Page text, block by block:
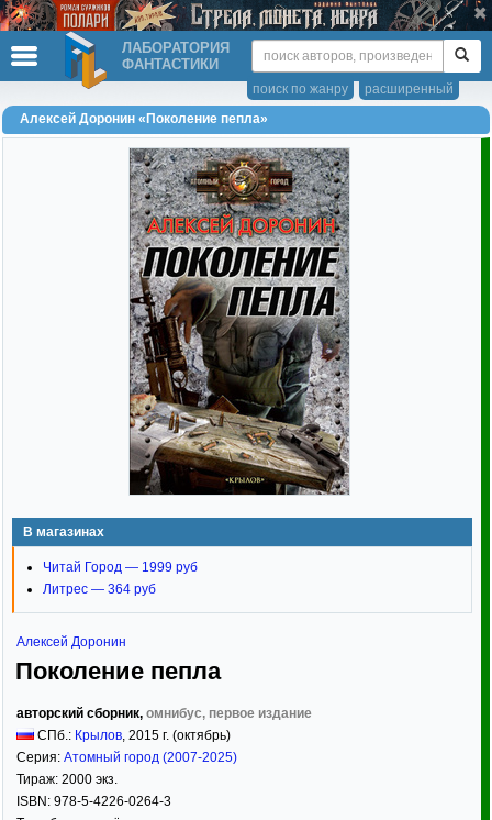
ЛАБОРАТОРИЯ
ФАНТАСТИКИ
расширенный
поиск по жанру
Алексей Доронин «Поколение пепла»
В магазинах
Читай Город — 1999 руб
Литрес — 364 руб
Алексей Доронин
Поколение пепла
авторский сборник, омнибус, первое издание
СПб.: Крылов, 2015 г. (октябрь)
Серия: Атомный город (2007-2025)
Тираж: 2000 экз.
ISBN: 978-5-4226-0264-3